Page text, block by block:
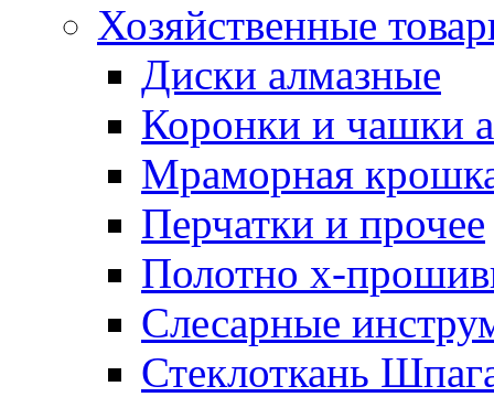
Хозяйственные
Диски алмазные
Коронки и чашки
Мраморная
Перчатки и прочее
Полотно х-
Слесарные
Стеклоткань